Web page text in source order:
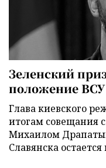
Зеленский
положение
Глава киевского
итогам совещания
Михаилом
Славянска